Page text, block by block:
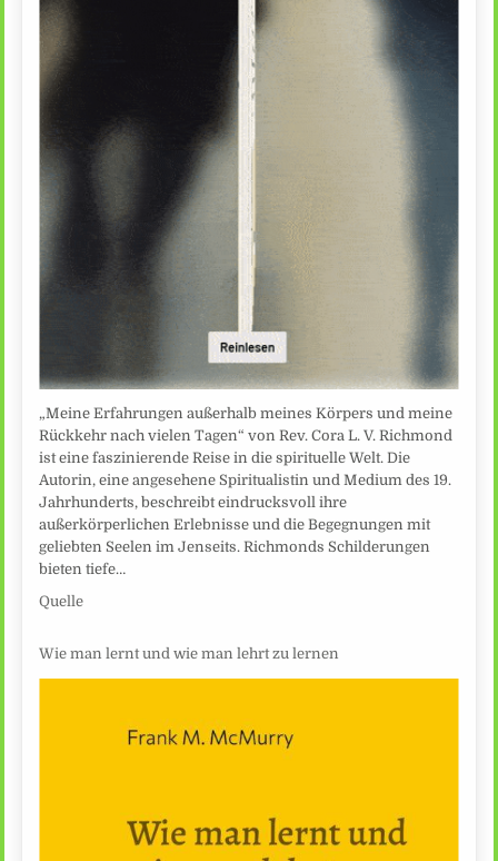
„Meine Erfahrungen außerhalb meines Körpers und meine
Rückkehr nach vielen Tagen“ von Rev. Cora L. V. Richmond
ist eine faszinierende Reise in die spirituelle Welt. Die
Autorin, eine angesehene Spiritualistin und Medium des 19.
Jahrhunderts, beschreibt eindrucksvoll ihre
außerkörperlichen Erlebnisse und die Begegnungen mit
geliebten Seelen im Jenseits. Richmonds Schilderungen
bieten tiefe…
Quelle
Wie man lernt und wie man lehrt zu lernen